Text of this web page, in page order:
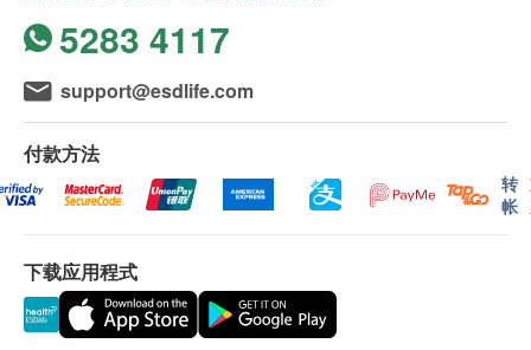
RIDDER Assistant -
安全．时尚
坐下、站起来轻松不费力
可以折叠起来节省空间
配备防坠落设计-支架缓慢向下下降，避免受伤
扶手杆可保持在折起的位置
风讯号悬挂或黑色暴雨警告生效时，送货服务时间
将会延迟。
所有订单须视乎相关货品的供应情况再作最后确
认。 倘若健康网购health.ESDlife未能提供任何订
单上的货品，健康网购health.ESDlife有权拒绝接
受该订单，并且会于送货前透过电话或电邮通知顾
客再作安排。
退换条款 ：
当顾客收取已订购之货品时，有责任检查货品是否
有损毁情况，一经确认签收，恕不接受退换。
5283 4117
support@esdlife.com
付款方法
转
帐
下载应用程式